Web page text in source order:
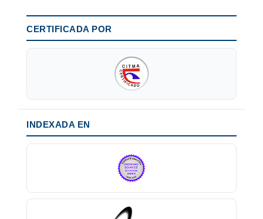
CERTIFICADA POR
INDEXADA EN